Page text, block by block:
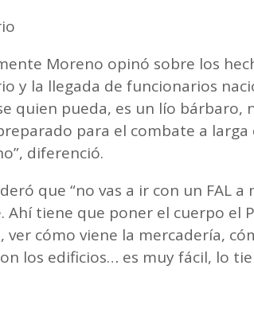
Moreno opinó sobre los
y la llegada de funcionarios
quien pueda, es un lío bárbaro,
para el combate a
diferenció.
que “no vas a ir con un FAL
Ahí tiene que poner el cuerpo el
ver cómo viene la mercadería,
los edificios… es muy fácil, lo